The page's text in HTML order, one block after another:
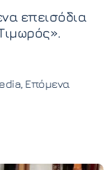
επεισόδια
Επόμενα